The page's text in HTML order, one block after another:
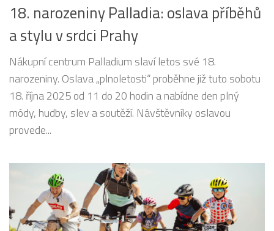
18. narozeniny Palladia: oslava příběhů
a stylu v srdci Prahy
Nákupní centrum Palladium slaví letos své 18.
narozeniny. Oslava „plnoletosti“ proběhne již tuto sobotu
18. října 2025 od 11 do 20 hodin a nabídne den plný
módy, hudby, slev a soutěží. Návštěvníky oslavou
provede...